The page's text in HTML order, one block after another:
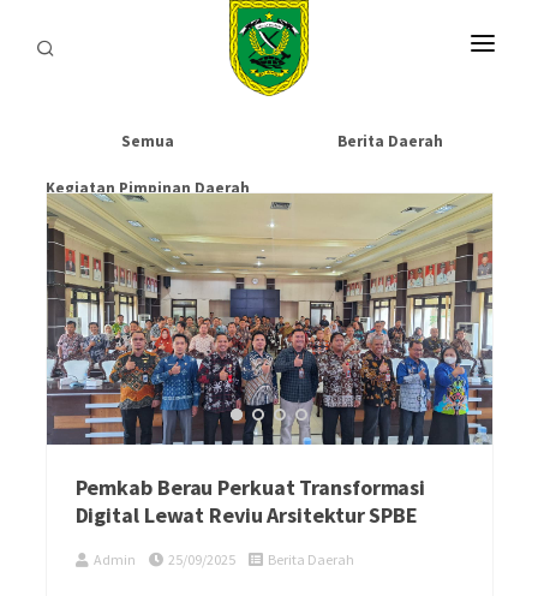
PROFIL
INFORMASI
LAYANAN
SARANA & PRASARANA
IPKD
DATA TERBUKA
BERITA
Semua Berita Daerah
Kegiatan Pimpinan Daerah
Pemkab Berau Perkuat Transformasi
Digital Lewat Reviu Arsitektur SPBE
Admin 25/09/2025 Berita Daerah